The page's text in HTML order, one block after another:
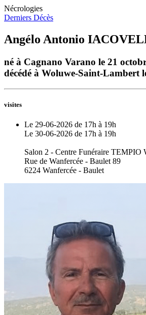
Nécrologies
Derniers Décès
Angélo Antonio
né à Cagnano Varano le 21
décédé à Woluwe-Saint-Lambert
visites
Le 29-06-2026 de 17h à 19h
Le 30-06-2026 de 17h à 19h
Salon 2 - Centre Funéraire TEMPIO
Rue de Wanfercée - Baulet 89
6224 Wanfercée - Baulet